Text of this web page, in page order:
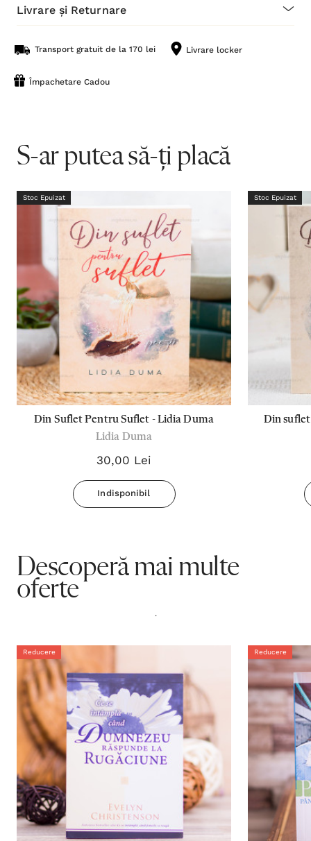
Livrare și Returnare
Transport gratuit de la 170 lei Livrare locker
Împachetare Cadou
S-ar putea să-ți placă
Stoc Epuizat
Din Suflet Pentru Suflet - Lidia Duma
Lidia Duma
30,00 Lei
Indisponibil
Stoc Epuizat
Din
Descoperă mai multe
oferte
.
Reducere Reducere